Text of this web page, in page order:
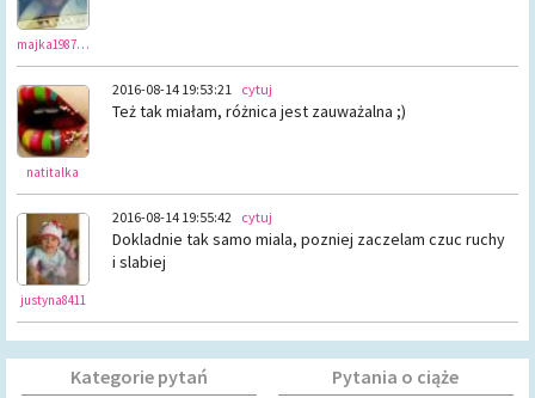
majka1987gno
natitalka
2016-08-14 19:53:21 cytuj
Też tak miałam, różnica jest zauważalna ;)
justyna8411
2016-08-14 19:55:42 cytuj
Dokladnie tak samo miala, pozniej zaczelam czuc ruchy
i slabiej
Kategorie pytań Pytania o ciąże